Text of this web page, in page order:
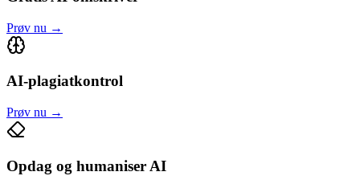
Prøv nu →
AI-plagiatkontrol
Prøv nu →
Opdag og humaniser AI